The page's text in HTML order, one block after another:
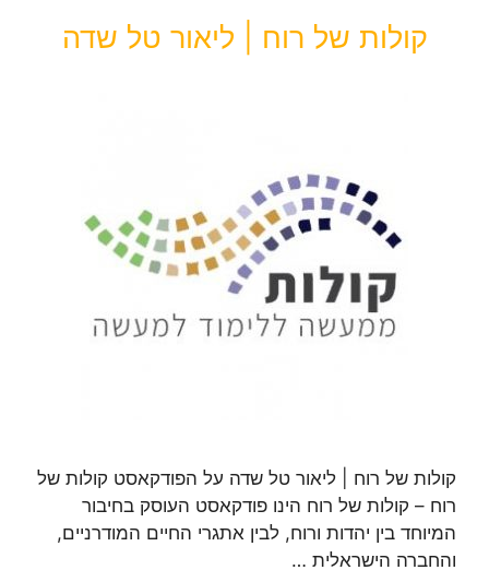
קולות של רוח | ליאור טל שדה
קולות של רוח | ליאור טל שדה על הפודקאסט קולות של
רוח – קולות של רוח הינו פודקאסט העוסק בחיבור
המיוחד בין יהדות ורוח, לבין אתגרי החיים המודרניים,
והחברה הישראלית …